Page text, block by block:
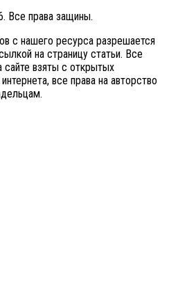
Все права защины.
с нашего ресурса разрешается
на страницу статьи. Все
сайте взяты с открытых
все права на авторство